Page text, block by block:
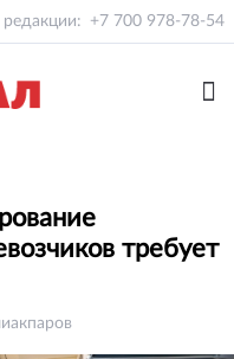
редакции: +7 700 978-78-54
требует